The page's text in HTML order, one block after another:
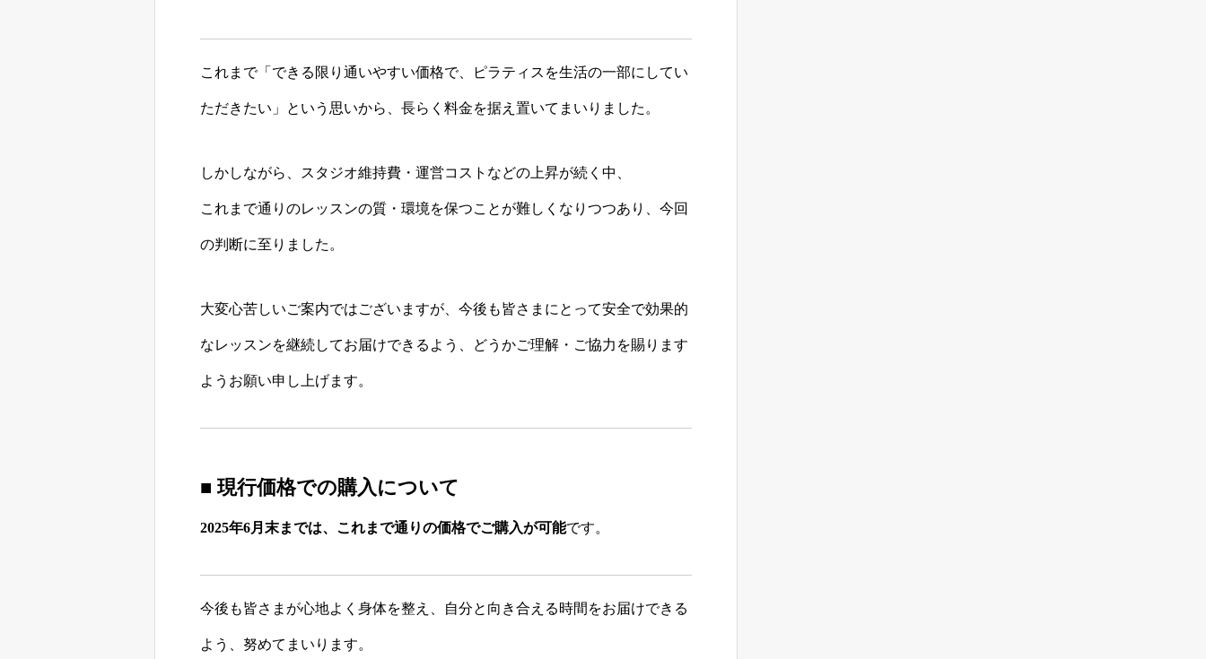
これまで「できる限り通いやすい価格で、ピラティスを生活の一部にしてい
ただきたい」という思いから、長らく料金を据え置いてまいりました。
しかしながら、スタジオ維持費・運営コストなどの上昇が続く中、
これまで通りのレッスンの質・環境を保つことが難しくなりつつあり、今回
の判断に至りました。
大変心苦しいご案内ではございますが、今後も皆さまにとって安全で効果的
なレッスンを継続してお届けできるよう、どうかご理解・ご協力を賜ります
ようお願い申し上げます。
■ 現行価格での購入について
2025年6月末までは、これまで通りの価格でご購入が可能です。
今後も皆さまが心地よく身体を整え、自分と向き合える時間をお届けできる
よう、努めてまいります。